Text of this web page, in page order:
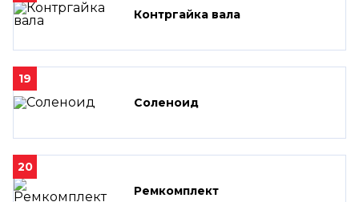
Контргайка вала
19
Соленоид
20
Ремкомплект